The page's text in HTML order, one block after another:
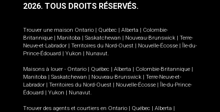
2026. TOUS DROITS RÉSERVÉS.
Trouver une maison Ontario | Québec | Alberta | Colombie-
Britannique | Manitoba | Saskatchewan | Nouveau-Brunswick | Terre-
Neuve-et-Labrador | Territoires du Nord-Ouest | Nouvelle-Écosse | Île-du-
Prince-Édouard | Yukon | Nunavut.
Maisons à louer - Ontario | Québec | Alberta | Colombie-Britannique |
Manitoba | Saskatchewan | Nouveau-Brunswick | Terre-Neuve-et-
Labrador | Territoires du Nord-Ouest | Nouvelle-Écosse | Île-du-Prince-
Édouard | Yukon | Nunavut.
Trouver des agents et courtiers en Ontario | Québec | Alberta |